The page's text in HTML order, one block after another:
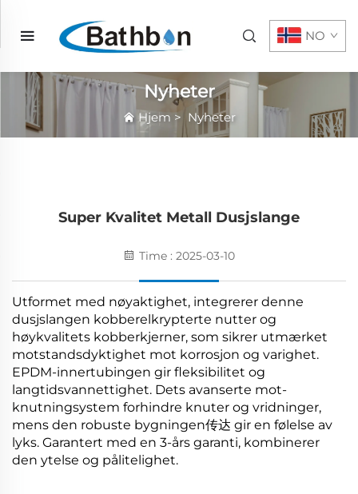
NO
Nyheter
Hjem > Nyheter
Super Kvalitet Metall Dusjslange
Time : 2025-03-10
Utformet med nøyaktighet, integrerer denne
dusjslangen kobberelkrypterte nutter og
høykvalitets kobberkjerner, som sikrer utmærket
motstandsdyktighet mot korrosjon og varighet.
EPDM-innertubingen gir fleksibilitet og
langtidsvannettighet. Dets avanserte mot-
knutningsystem forhindre knuter og vridninger,
mens den robuste bygningen传达 gir en følelse av
lyks. Garantert med en 3-års garanti, kombinerer
den ytelse og pålitelighet.